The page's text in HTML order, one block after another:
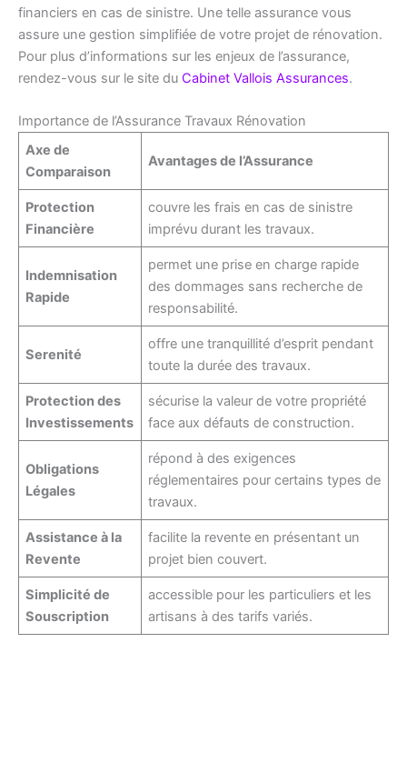
financiers en cas de sinistre. Une telle assurance vous
assure une gestion simplifiée de votre projet de rénovation.
Pour plus d’informations sur les enjeux de l’assurance,
rendez-vous sur le site du Cabinet Vallois Assurances.
Importance de l’Assurance Travaux Rénovation
Axe de
Comparaison
Avantages de l’Assurance
Protection
Financière
couvre les frais en cas de sinistre
imprévu durant les travaux.
Indemnisation
Rapide
permet une prise en charge rapide
des dommages sans recherche de
responsabilité.
Serenité
offre une tranquillité d’esprit pendant
toute la durée des travaux.
Protection des
Investissements
sécurise la valeur de votre propriété
face aux défauts de construction.
Obligations
Légales
répond à des exigences
réglementaires pour certains types de
travaux.
Assistance à la
Revente
facilite la revente en présentant un
projet bien couvert.
Simplicité de
Souscription
accessible pour les particuliers et les
artisans à des tarifs variés.